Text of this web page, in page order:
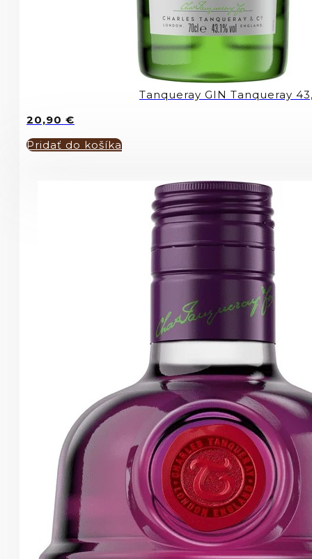
Tanqueray GIN Tanqueray
20,90 €
Pridať do košíka